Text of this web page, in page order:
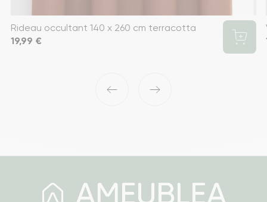
Rideau occultant 140 x 260 cm terracotta
Prix
19,99 €
‹ ›